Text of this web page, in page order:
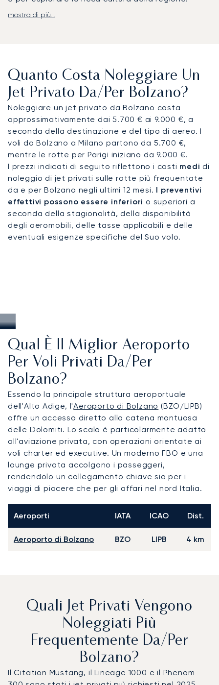
Il tuo piano di volo è organizzato secondo i tuoi
dettagli ti assicura di arrivare completamente
riposato, pronto per il transfer verso un magnifico
rifugio come Castel Hörtenberg e dare inizio alla
tua vacanza alpina.
Il nostro impegno verso i più alti standard
operativi è dimostrato dalla nostra esperienza
nell'organizzare atterraggi in aeroporti
notoriamente complessi. Questa competenza
specialistica ti offre la massima sicurezza in ogni
viaggio, assicurando che il tuo volo per Bolzano
sia gestito con la cura meticolosa necessaria per
un arrivo impeccabile in questa spettacolare
destinazione alpina.
mostra di più...
Quanto Costa Noleggiare Un
Jet Privato Da/per Bolzano?
Noleggiare un jet privato da Bolzano costa
approssimativamente dai 5.700 € ai 9.000 €, a
seconda della destinazione e del tipo di aereo. I
voli da Bolzano a Milano partono da 5.700 €,
mentre le rotte per Parigi iniziano da 9.000 €.
I prezzi indicati di seguito riflettono i costi medi di
noleggio di jet privati sulle rotte più frequentate
da e per Bolzano negli ultimi 12 mesi. I preventivi
effettivi possono essere inferiori o superiori a
seconda della stagionalità, della disponibilità
degli aeromobili, delle tasse applicabili e delle
eventuali esigenze specifiche del Suo volo.
Qual È Il Miglior Aeroporto
Per Voli Privati Da/per
Bolzano?
Essendo la principale struttura aeroportuale
dell'Alto Adige, l'Aeroporto di Bolzano (BZO/LIPB)
offre un accesso diretto alla catena montuosa
delle Dolomiti. Lo scalo è particolarmente adatto
all'aviazione privata, con operazioni orientate ai
voli charter ed executive. Un moderno FBO e una
lounge privata accolgono i passeggeri,
rendendolo un collegamento chiave sia per i
viaggi di piacere che per gli affari nel nord Italia.
Aeroporti IATA ICAO Dist.
Aeroporto di Bolzano BZO LIPB 4 km
Quali Jet Privati Vengono
Noleggiati Più
Frequentemente Da/per
Bolzano?
Il Citation Mustang, il Lineage 1000 e il Phenom